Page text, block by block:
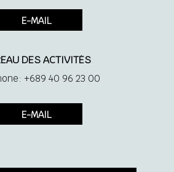
E-MAIL
DES ACTIVITÉS
+689 40 96 23 00
E-MAIL